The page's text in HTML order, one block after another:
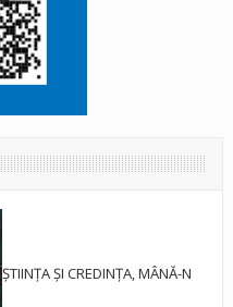
ȘTIINȚA ȘI CREDINȚA, MÂNĂ-N